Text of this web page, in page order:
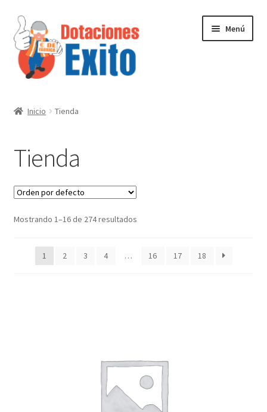
Ir
a
la
navegación
Ir
al
contenido
Menú
Contactenos
Inicio Tienda
Tienda
Mostrando 1–16 de 274 resultados
1 2 3 4 … 16 17 18